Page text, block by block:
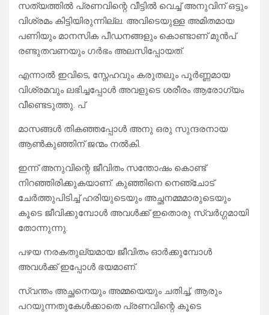
​സത്യത്തിൽ പ്രണവിന്റെ വീട്ടിൽ വെച്ച് അനുവിന് ഒട്ടും
വിശ്രമം കിട്ടിയിരുന്നില്ല. അവിടെയുള്ള അമിതമായ
പണിയും മാനസിക പീഡനങ്ങളും കൊണ്ടാണ് മുൻപ്
രണ്ടുതവണയും ഗർഭം അലസിപ്പോയത്.
എന്നാൽ ഇവിടെ, സ്നേഹവും കരുതലും പൂർണ്ണമായ
വിശ്രമവും ലഭിച്ചപ്പോൾ അവളുടെ ശരീരം ആരോഗ്യം
വീണ്ടെടുത്തു. പ്
മാസങ്ങൾ തികഞ്ഞപ്പോൾ അനു ഒരു സുന്ദരനായ
ആൺകുഞ്ഞിന് ജന്മം നൽകി.
​ഇന്ന് അനുവിന്റെ ജീവിതം സന്തോഷം കൊണ്ട്
നിറഞ്ഞിരിക്കുകയാണ്. കുഞ്ഞിനെ നെഞ്ചോട്
ചേർത്തുപിടിച്ച് ഹരിയുടെയും അച്ഛനമ്മമാരുടെയും
കൂടെ ജീവിക്കുമ്പോൾ അവൾക്ക് ഇതൊരു സ്വർഗ്ഗമായി
തോന്നുന്നു.
പഴയ നരകതുല്യമായ ജീവിതം ഓർക്കുമ്പോൾ
അവൾക്ക് ഇപ്പോൾ ഭയമാണ്.
സ്വന്തം അച്ഛനെയും അമ്മയെയും ചതിച്ച്, ആരും
പറയുന്നതുകേൾക്കാതെ പ്രണവിന്റെ കൂടെ